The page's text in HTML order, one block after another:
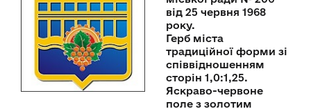
від 25 червня 1968
року.
Герб міста
традиційної форми зі
співвідношенням
сторін 1,0:1,25.
Яскраво-червоне
поле з золотим